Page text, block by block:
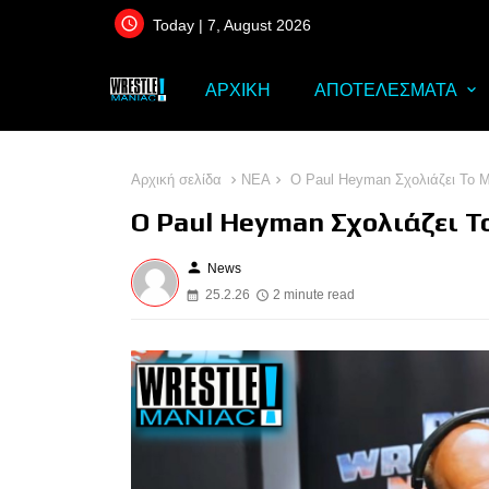
Today | 7, August 2026
ΑΡΧΙΚΗ ΑΠΟΤΕΛΕΣΜΑΤΑ
Αρχική σελίδα ΝΕΑ Ο Paul Heyman Σχολιάζει Το
Ο Paul Heyman Σχολιάζει
person News
25.2.26
2 minute read